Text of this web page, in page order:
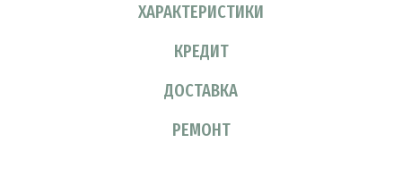
ХАРАКТЕРИСТИКИ
КРЕДИТ
ДОСТАВКА
РЕМОНТ